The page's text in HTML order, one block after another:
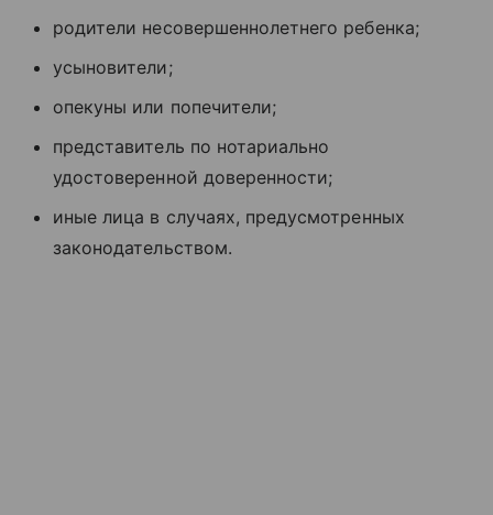
родители несовершеннолетнего ребенка;
усыновители;
опекуны или попечители;
представитель по нотариально
удостоверенной доверенности;
иные лица в случаях, предусмотренных
законодательством.